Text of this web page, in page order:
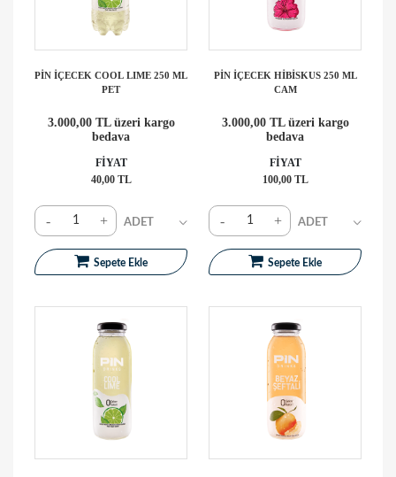
PİN İÇECEK COOL LIME 250 ML
PET
3.000,00 TL üzeri kargo
bedava
FİYAT
40,00 TL
- +
Sepete Ekle
PİN İÇECEK HİBİSKUS 250 ML
CAM
3.000,00 TL üzeri kargo
bedava
FİYAT
100,00 TL
- +
Sepete Ekle